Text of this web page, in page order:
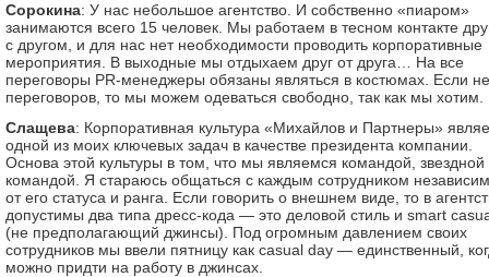
Сорокина: У нас небольшое агентство. И собственно «пиаром»
занимаются всего 15 человек. Мы работаем в тесном контакте
с другом, и для нас нет необходимости проводить корпоративные
мероприятия. В выходные мы отдыхаем друг от друга… На все
переговоры PR-менеджеры обязаны являться в костюмах. Если
переговоров, то мы можем одеваться свободно, так как мы хотим.
Слащева: Корпоративная культура «Михайлов и Партнеры»
одной из моих ключевых задач в качестве президента компании.
Основа этой культуры в том, что мы являемся командой, звездной
командой. Я стараюсь общаться с каждым сотрудником
от его статуса и ранга. Если говорить о внешнем виде, то в
допустимы два типа дресс-кода — это деловой стиль и smart
(не предполагающий джинсы). Под огромным давлением своих
сотрудников мы ввели пятницу как casual day — единственный,
можно придти на работу в джинсах.